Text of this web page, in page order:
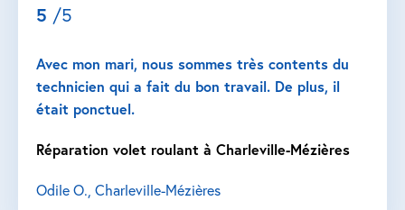
5 /5
Avec mon mari, nous sommes très contents du
technicien qui a fait du bon travail. De plus, il
était ponctuel.
Réparation volet roulant à Charleville-Mézières
Odile O., Charleville-Mézières